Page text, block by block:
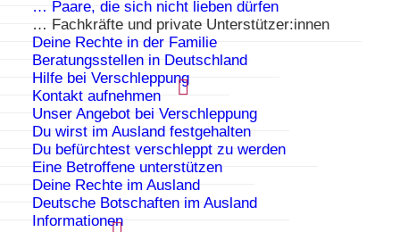
… Paare, die sich nicht lieben dürfen
… Fachkräfte und private Unterstützer:innen
Deine Rechte in der Familie
Beratungsstellen in Deutschland
Hilfe bei Verschleppung
Kontakt aufnehmen
Unser Angebot bei Verschleppung
Du wirst im Ausland festgehalten
Du befürchtest verschleppt zu werden
Eine Betroffene unterstützen
Deine Rechte im Ausland
Deutsche Botschaften im Ausland
Informationen
Machst du dir Sorgen um jemanden mit
Problemen in der Familie?
Soll deine Freundin gegen ihren Willen verheiratet
werden?
Hilfst du einem jungen Mann, der
zwangsverheiratet werden soll?
Kennst du jemanden, der ins Ausland gebracht
werden soll?